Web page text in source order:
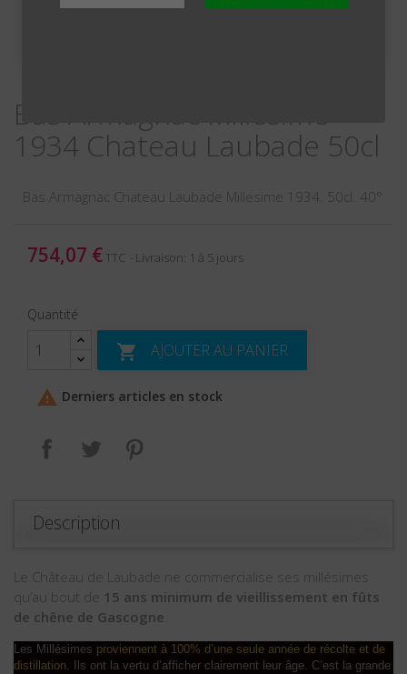
Bas Armagnac Millésime
1934 Chateau Laubade 50cl
Bas Armagnac Chateau Laubade Millesime 1934. 50cl. 40°
754,07 € TTC Livraison: 1 à 5 jours
Quantité
 AJOUTER AU PANIER
 Derniers articles en stock
Partager Tweet
Description
Le Château de Laubade ne commercialise ses millésimes
qu’au bout de 15 ans minimum de vieillissement en fûts
de chêne de Gascogne
Les Millésimes proviennent à 100% d’une seule année de récolte et de
distillation. Ils ont la vertu d’afficher clairement leur âge. C’est la grande